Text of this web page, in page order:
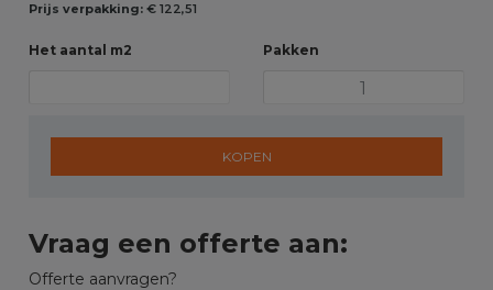
Prijs verpakking: € 122,51
Het aantal m2 Pakken
KOPEN
Vraag een offerte aan:
Offerte aanvragen?